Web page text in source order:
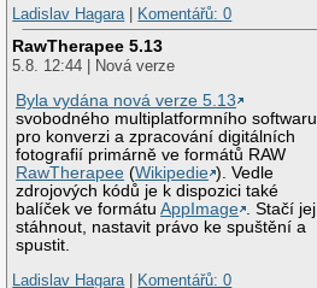
Ladislav Hagara| Komentářů: 0
RawTherapee 5.13
5.8. 12:44 | Nová verze
Byla vydána nová verze 5.13
svobodného multiplatformního softwaru
pro konverzi a zpracování digitálních
fotografií primárně ve formátů RAW
RawTherapee (Wikipedie ). Vedle
zdrojových kódů je k dispozici také
balíček ve formátuAppImage
. Stačí jej
stáhnout, nastavit právo ke spuštění a
spustit.
Ladislav Hagara| Komentářů: 0